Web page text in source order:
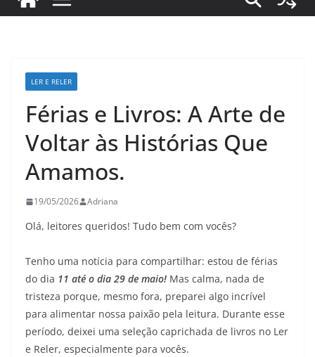
LER E RELER
Férias e Livros: A Arte de
Voltar às Histórias Que
Amamos.
19/05/2026 Adriana
Olá, leitores queridos! Tudo bem com vocês?
Tenho uma notícia para compartilhar: estou de férias
do dia 11 até o dia 29 de maio! Mas calma, nada de
tristeza porque, mesmo fora, preparei algo incrível
para alimentar nossa paixão pela leitura. Durante esse
período, deixei uma seleção caprichada de livros no Ler
e Reler, especialmente para vocês.